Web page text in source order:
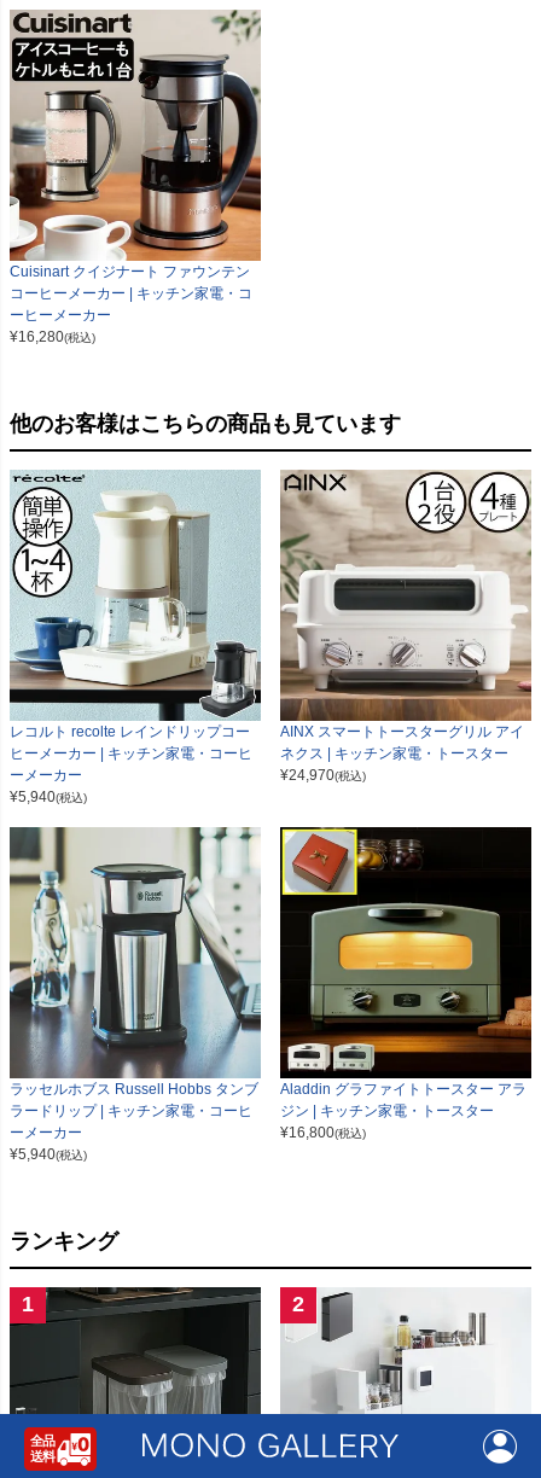
Cuisinart クイジナート ファウンテン
コーヒーメーカー | キッチン家電・コ
ーヒーメーカー
¥16,280(税込)
他のお客様はこちらの商品も見ています
レコルト recolte レインドリップコー
ヒーメーカー | キッチン家電・コーヒ
ーメーカー
¥5,940(税込)
AINX スマートトースターグリル アイ
ネクス | キッチン家電・トースター
¥24,970(税込)
ラッセルホブス Russell Hobbs タンブ
ラードリップ | キッチン家電・コーヒ
ーメーカー
¥5,940(税込)
Aladdin グラファイトトースター アラ
ジン | キッチン家電・トースター
¥16,800(税込)
ランキング
1 2